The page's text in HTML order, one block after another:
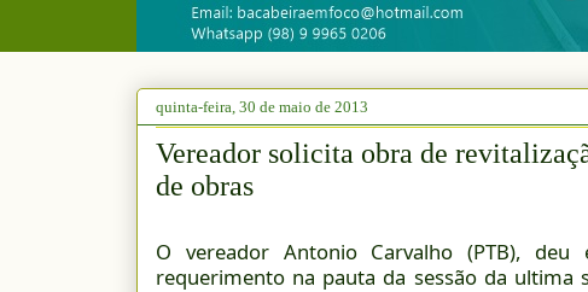
quinta-feira, 30 de maio de 2013
Vereador solicita obra de
de obras
O vereador Antonio Carvalho (PTB),
requerimento na pauta da sessão da ultima